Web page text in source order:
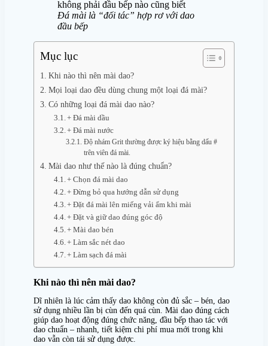
Đá mài là “đối tác” hợp rơ với dao
đầu bếp
Mục lục
Khi nào thì nên mài dao?
Mọi loại dao đều dùng chung một loại đá mài?
Có những loại đá mài dao nào?
+ Đá mài dầu
+ Đá mài nước
Độ nhám Grit thường được ký hiệu bằng dấu #
trên viên đá mài.
Mài dao như thế nào là đúng chuẩn?
+ Chọn đá mài dao
+ Đừng bỏ qua hướng dẫn sử dụng
+ Đặt đá mài lên miếng vải ẩm khi mài
+ Đặt và giữ dao đúng góc độ
+ Mài dao bén
+ Làm sắc nét dao
+ Làm sạch đá mài
Khi nào thì nên mài dao?
Dĩ nhiên là lúc cảm thấy dao không còn đủ sắc – bén, dao
sử dụng nhiều lần bị cùn đến quá cùn. Mài dao đúng cách
giúp dao hoạt động đúng chức năng, đầu bếp thao tác với
dao chuẩn – nhanh, tiết kiệm chi phí mua mới trong khi
dao vẫn còn tái sử dụng được.